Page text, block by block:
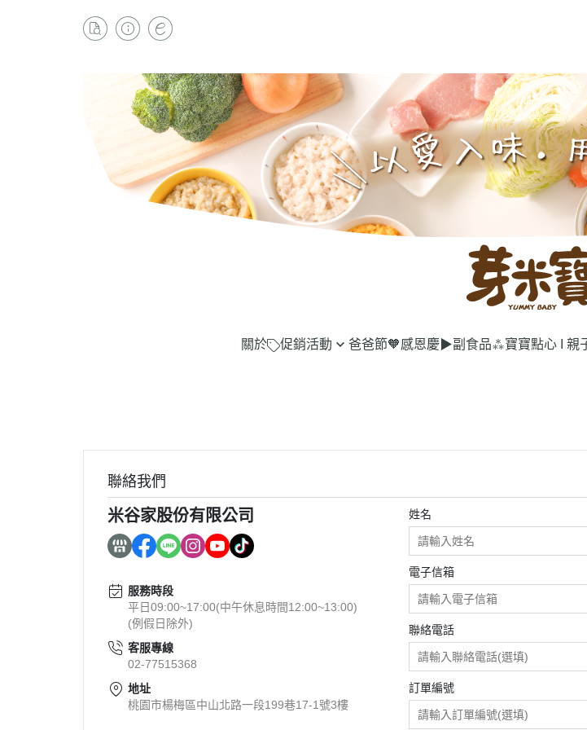
關於 促銷活動
【芽米嚴選商品】2angels餐
【芽米嚴選商品】寶寶饅頭，任
選1件折10元
爸爸節🧡感恩慶 ▶副食品⁂寶寶點心 I 親
聯絡我們
米谷家股份有限公司
服務時段
平日09:00~17:00(中午休息時間12:00~13:00)
(例假日除外)
客服專線
02-77515368
地址
桃園市楊梅區中山北路一段199巷17-1號3樓
姓名
電子信箱
聯絡電話
訂單編號